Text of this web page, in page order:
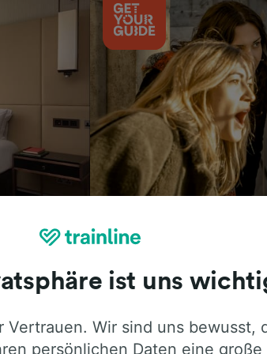
Meinung von Trainline-
ist uns
Vertrauen. Wir sind uns bewusst,
persönlichen Daten eine große